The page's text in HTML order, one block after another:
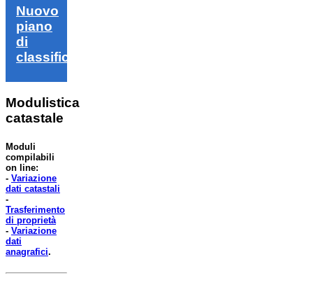
Nuovo
piano
di
classifica
Modulistica
catastale
Moduli
compilabili
on line:
- Variazione
dati catastali
-
Trasferimento
di proprietà
- Variazione
dati
anagrafici.